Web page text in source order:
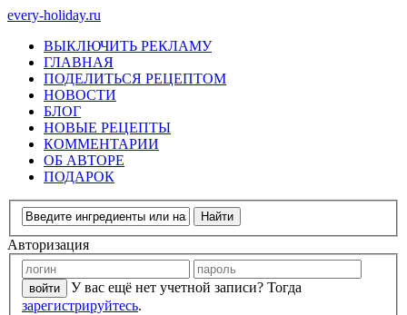
every-holiday.ru
ВЫКЛЮЧИТЬ РЕКЛАМУ
ГЛАВНАЯ
ПОДЕЛИТЬСЯ РЕЦЕПТОМ
НОВОСТИ
БЛОГ
НОВЫЕ РЕЦЕПТЫ
КОММЕНТАРИИ
ОБ АВТОРЕ
ПОДАРОК
Авторизация
У вас ещё нет учетной записи? Тогда
зарегистрируйтесь.